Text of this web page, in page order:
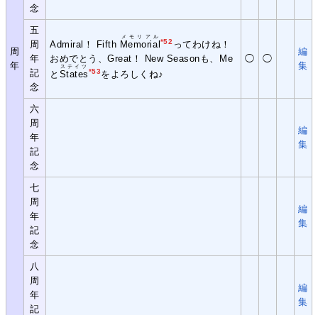
周
年
念
五
周
年
記
念
Admiral！ Fifth Memorial
メモリアル
*52 ってわけね！
おめでとう、Great！ New Seasonも、Me
と States
ステイツ
*53をよろしくね♪
◯ ◯
編
集
六
周
年
記
念
編
集
七
周
年
記
念
編
集
八
周
年
記
編
集